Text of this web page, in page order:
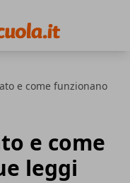
e come funzionano
e come
leggi